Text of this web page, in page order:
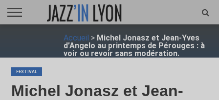
Accueil > Michel Jonasz et Jean-Yves
d’Angelo au printemps de Pérouges : à
voir ou revoir sans modération.
FESTIVAL
Michel Jonasz et Jean-